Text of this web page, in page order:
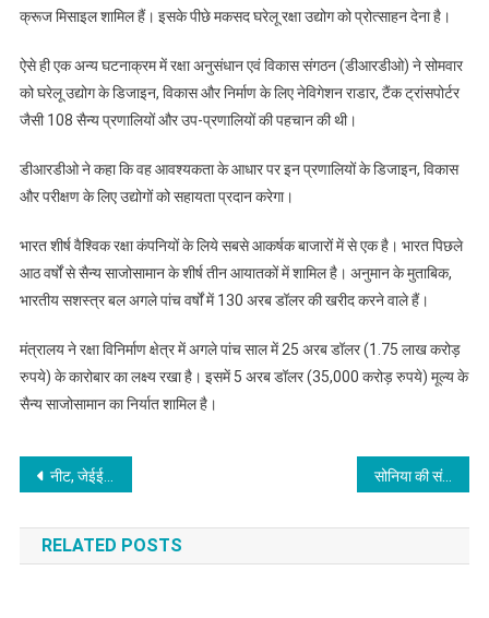
क्रूज मिसाइल शामिल हैं। इसके पीछे मकसद घरेलू रक्षा उद्योग को प्रोत्साहन देना है।
ऐसे ही एक अन्य घटनाक्रम में रक्षा अनुसंधान एवं विकास संगठन (डीआरडीओ) ने सोमवार
को घरेलू उद्योग के डिजाइन, विकास और निर्माण के लिए नेविगेशन राडार, टैंक ट्रांसपोर्टर
जैसी 108 सैन्य प्रणालियों और उप-प्रणालियों की पहचान की थी।
डीआरडीओ ने कहा कि वह आवश्यकता के आधार पर इन प्रणालियों के डिजाइन, विकास
और परीक्षण के लिए उद्योगों को सहायता प्रदान करेगा।
भारत शीर्ष वैश्विक रक्षा कंपनियों के लिये सबसे आकर्षक बाजारों में से एक है। भारत पिछले
आठ वर्षों से सैन्य साजोसामान के शीर्ष तीन आयातकों में शामिल है। अनुमान के मुताबिक,
भारतीय सशस्त्र बल अगले पांच वर्षों में 130 अरब डॉलर की खरीद करने वाले हैं।
मंत्रालय ने रक्षा विनिर्माण क्षेत्र में अगले पांच साल में 25 अरब डॉलर (1.75 लाख करोड़
रुपये) के कारोबार का लक्ष्य रखा है। इसमें 5 अरब डॉलर (35,000 करोड़ रुपये) मूल्य के
सैन्य साजोसामान का निर्यात शामिल है।
Post
navigation
नीट, जेईई पर आदेश की समीक्षा के लिए सुप्रीम कोर्ट पहुंचे छह राज्यों के मंत्री सोनिया की संसदीय टीम में पत्र विवाद से जुड़े नेताओं को नहीं मिली तवज्जो
RELATED POSTS